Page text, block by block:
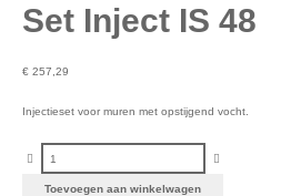
Set Inject IS 48
€ 257,29
Injectieset voor muren met opstijgend vocht.
Toevoegen aan winkelwagen